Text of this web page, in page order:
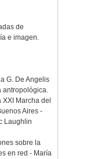
de
e imagen.
G. De Angelis
antropológica.
Marcha del
Aires -
Laughlin
sobre la
en red - María